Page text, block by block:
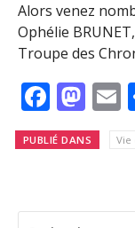
Alors venez
Ophélie
Troupe des
PUBLIÉ DANS Vie